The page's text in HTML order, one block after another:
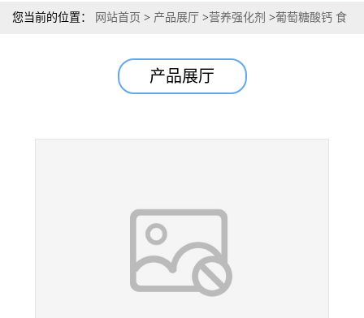
您当前的位置： 网站首页 > 产品展厅 >营养强化剂 >葡萄糖酸钙 食
产品展厅